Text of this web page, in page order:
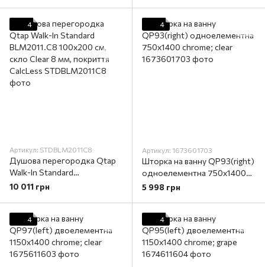
4
Артикул: STDBLM2011C8
Душова перегородка Qtap
Walk-In Standard
BLM2011.C8 100х200 см,
10 011 грн
4
Артикул: 1673601703
Шторка на ванну QP93(right)
одноелементна 750х1400
chrome; clear
5 998 грн
4 4